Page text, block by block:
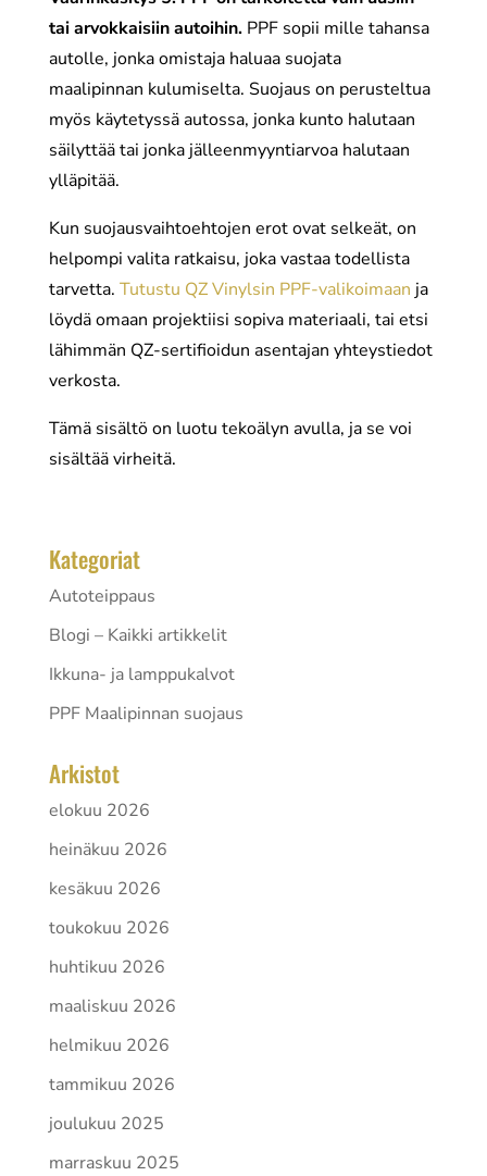
tai arvokkaisiin autoihin.PPF sopii mille tahansa
autolle, jonka omistaja haluaa suojata
maalipinnan kulumiselta. Suojaus on perusteltua
myös käytetyssä autossa, jonka kunto halutaan
säilyttää tai jonka jälleenmyyntiarvoa halutaan
ylläpitää.
Kun suojausvaihtoehtojen erot ovat selkeät, on
helpompi valita ratkaisu, joka vastaa todellista
tarvetta. Tutustu QZ Vinylsin PPF-valikoimaan ja
löydä omaan projektiisi sopiva materiaali, tai etsi
lähimmän QZ-sertifioidun asentajan yhteystiedot
verkosta.
Tämä sisältö on luotu tekoälyn avulla, ja se voi
sisältää virheitä.
Kategoriat
Autoteippaus
Blogi – Kaikki artikkelit
Ikkuna- ja lamppukalvot
PPF Maalipinnan suojaus
Arkistot
elokuu 2026
heinäkuu 2026
kesäkuu 2026
toukokuu 2026
huhtikuu 2026
maaliskuu 2026
helmikuu 2026
tammikuu 2026
joulukuu 2025
marraskuu 2025